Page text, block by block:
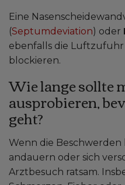
Eine
(Septumdeviation) oder
ebenfalls die
blockieren.
Wie lange sollte
ausprobieren,
geht?
Wenn die Beschwerden
andauern oder sich
Arztbesuch ratsam.